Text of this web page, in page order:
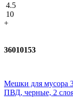
4.5
10
+
36010153
Мешки для мусора
ПВД, черные, 2